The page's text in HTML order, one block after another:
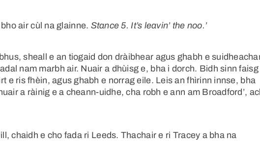
air cùl na glainne. Stance 5. It’s leavin’ the noo.’
sheall e an tiogaid don dràibhear agus ghabh e
nam marbh air. Nuair a dhùisg e, bha i dorch. Bidh sinn faisg
e ris fhèin, agus ghabh e norrag eile. Leis an fhìrinn innse, bha
a ràinig e a cheann-uidhe, cha robh e ann am Broadford’,
chaidh e cho fada ri Leeds. Thachair e ri Tracey a bha na